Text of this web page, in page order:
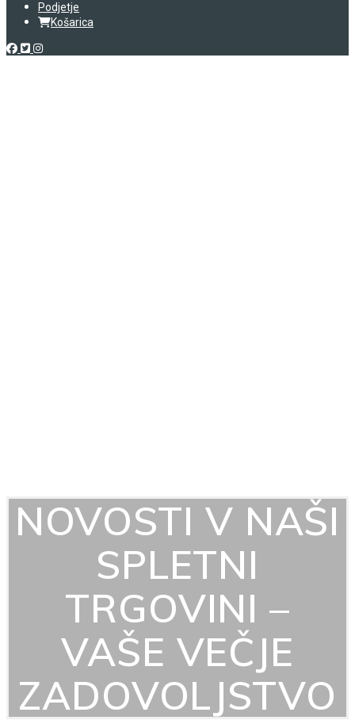
Podjetje
Košarica
NOVOSTI V NAŠI
SPLETNI
TRGOVINI –
VAŠE VEČJE
ZADOVOLJSTVO